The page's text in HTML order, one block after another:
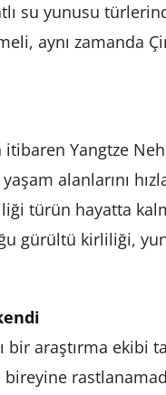
su yunusu
aynı zamanda
itibaren Yangtze
yaşam alanlarını
türün hayatta
gürültü kirliliği,
bir araştırma ekibi